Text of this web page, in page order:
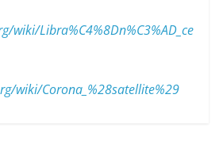
wiki/Libra%C4%8Dn%C3%AD_ce
wiki/Corona_%28satellite%29